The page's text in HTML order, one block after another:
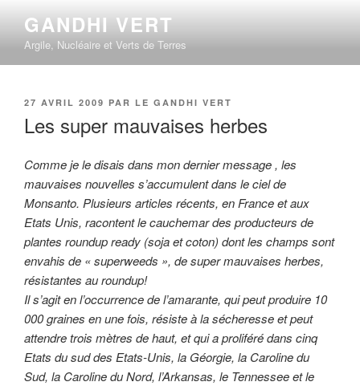
contenu
principal
GANDHI VERT
Argile, Nucléaire et Verts de Terres
PUBLIÉ
27 AVRIL 2009 PAR LE GANDHI VERT
Les super mauvaises herbes
Comme je le disais dans mon dernier message , les
mauvaises nouvelles s’accumulent dans le ciel de
Monsanto. Plusieurs articles récents, en France et aux
Etats Unis, racontent le cauchemar des producteurs de
plantes roundup ready (soja et coton) dont les champs sont
envahis de « superweeds », de super mauvaises herbes,
résistantes au roundup!
Il s’agit en l’occurrence de l’amarante, qui peut produire 10
000 graines en une fois, résiste à la sécheresse et peut
attendre trois mètres de haut, et qui a proliféré dans cinq
Etats du sud des Etats-Unis, la Géorgie, la Caroline du
Sud, la Caroline du Nord, l’Arkansas, le Tennessee et le